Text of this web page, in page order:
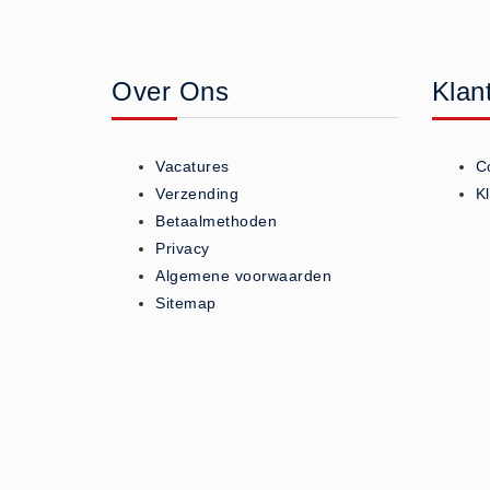
Koud - Warm kompressen (3)
Overige (1)
Teken - Beten sets (5)
Vitamines en mineralen (0)
Eerste Hulp Paneel
Eerste Hulp Paneel (0)
Over Ons
Vacatures
Verzending
Betaalmethoden
Privacy
Algemene voorwaarden
Sitemap